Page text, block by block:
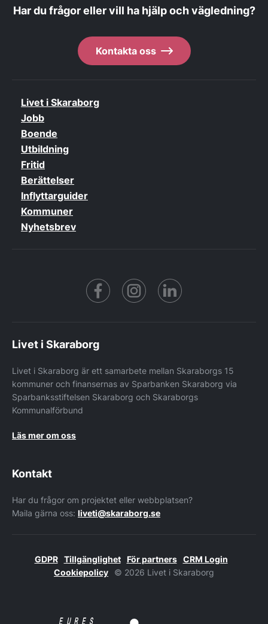
Har du frågor eller vill ha hjälp och vägledning?
Kontakta oss
Livet i Skaraborg
Jobb
Boende
Utbildning
Fritid
Berättelser
Inflyttarguider
Kommuner
Nyhetsbrev
Facebook https://
Livet i Skaraborg
Livet i Skaraborg är ett samarbete mellan Skaraborgs 15
kommuner och finansernas av Sparbanken Skaraborg via
Sparbanksstiftelsen Skaraborg och Skaraborgs
Kommunalförbund
Läs mer om oss
Kontakt
Har du frågor om projektet eller webbplatsen?
Maila gärna oss: liveti@skaraborg.se
GDPR Tillgänglighet För partners
CRM Login
Cookiepolicy
© 2026 Livet i Skaraborg